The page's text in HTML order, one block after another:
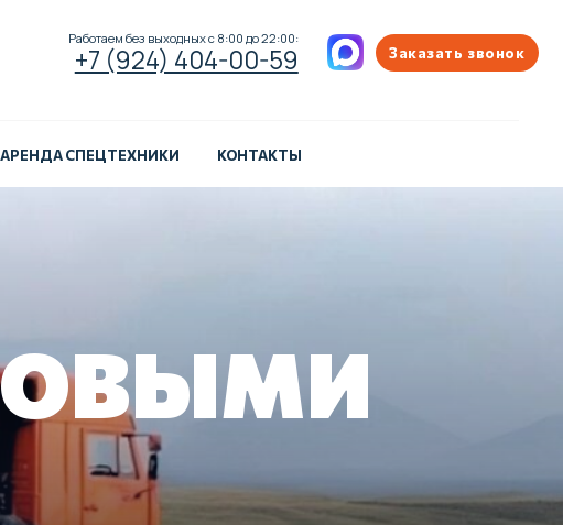
Заказать звонок
без выходных с 8:00 до 22:00:
(924) 404-00-59
АРЕНДА СПЕЦТЕХНИКИ КОНТАКТЫ